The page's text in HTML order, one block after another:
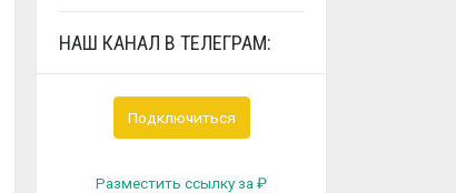
НАШ КАНАЛ В ТЕЛЕГРАМ:
Подключиться
Разместить ссылку за ₽